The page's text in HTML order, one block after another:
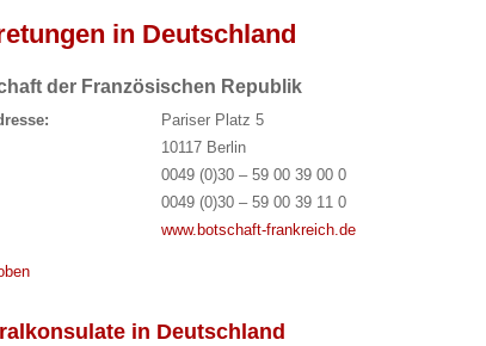
in Deutschland
der Französischen Republik
Pariser Platz 5
10117 Berlin
0049 (0)30 – 59 00 39 00 0
0049 (0)30 – 59 00 39 11 0
www.botschaft-frankreich.de
in Deutschland